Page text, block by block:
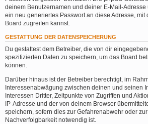
deinem Benutzernamen und deiner E-Mail-
ein neu generiertes Passwort an diese Adresse, mit
Board zugreifen kannst.
GESTATTUNG DER DATENSPEICHERUNG
Du gestattest dem Betreiber, die von dir
spezifizierten Daten zu speichern, um das Board
können.
Darüber hinaus ist der Betreiber berechtigt, im
Interessenabwägung zwischen deinen und seinen
Interessen Dritter, Zeitpunkte von Zugriffen und
IP-Adresse und der von deinem Browser
speichern, sofern dies zur Gefahrenabwehr oder
Nachverfolgbarkeit notwendig ist.